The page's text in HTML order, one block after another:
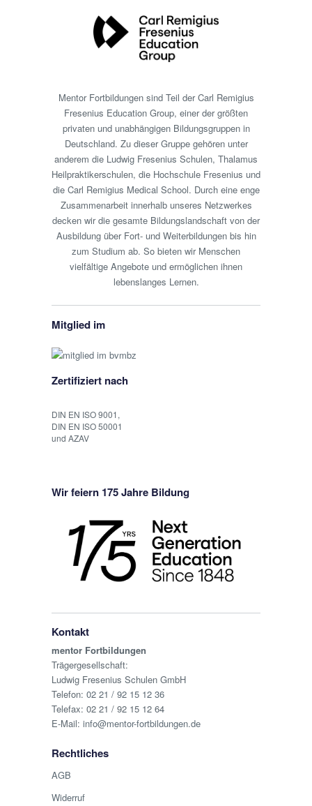
Mentor Fortbildungen sind Teil der Carl Remigius
Fresenius Education Group, einer der größten
privaten und unabhängigen Bildungsgruppen in
Deutschland. Zu dieser Gruppe gehören unter
anderem die Ludwig Fresenius Schulen, Thalamus
Heilpraktikerschulen, die Hochschule Fresenius und
die Carl Remigius Medical School. Durch eine enge
Zusammenarbeit innerhalb unseres Netzwerkes
decken wir die gesamte Bildungslandschaft von der
Ausbildung über Fort- und Weiterbildungen bis hin
zum Studium ab. So bieten wir Menschen
vielfältige Angebote und ermöglichen ihnen
lebenslanges Lernen.
Mitglied im
Zertifiziert nach
DIN EN ISO 9001,
DIN EN ISO 50001
und AZAV
Wir feiern 175 Jahre Bildung
Kontakt
mentor Fortbildungen
Trägergesellschaft:
Ludwig Fresenius Schulen GmbH
Telefon: 02 21 / 92 15 12 36
Telefax: 02 21 / 92 15 12 64
E-Mail: info@mentor-fortbildungen.de
Rechtliches
AGB
Widerruf